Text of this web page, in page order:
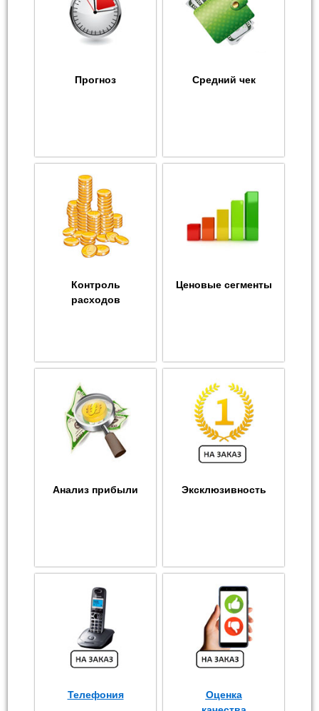
Прогноз Средний чек
Контроль
расходов
Ценовые сегменты
Анализ прибыли Эксклюзивность
Телефония
Оценка